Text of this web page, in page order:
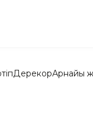
ДерекқорАрнайы